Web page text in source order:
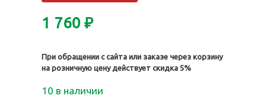
1 760 ₽
При обращении с сайта или заказе через корзину
на розничную цену действует скидка 5%
10 в наличии